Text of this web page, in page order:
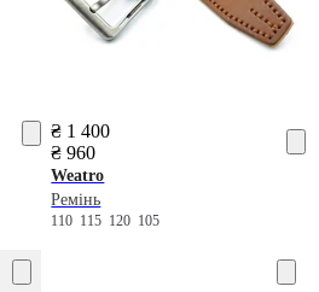
₴ 1 400
₴ 960
Weatro
Ремінь
110 115 120 105